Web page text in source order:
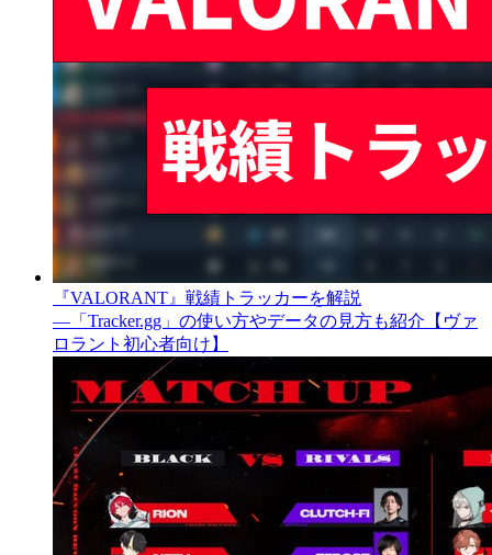
『VALORANT』戦績トラッカーを解説
―「Tracker.gg」の使い方やデータの見方も紹介【ヴァ
ロラント初心者向け】